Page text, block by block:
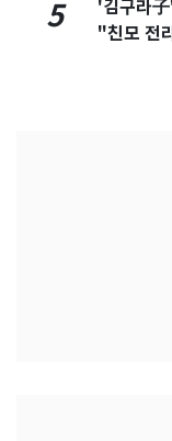
5
'김구라
"친모 전